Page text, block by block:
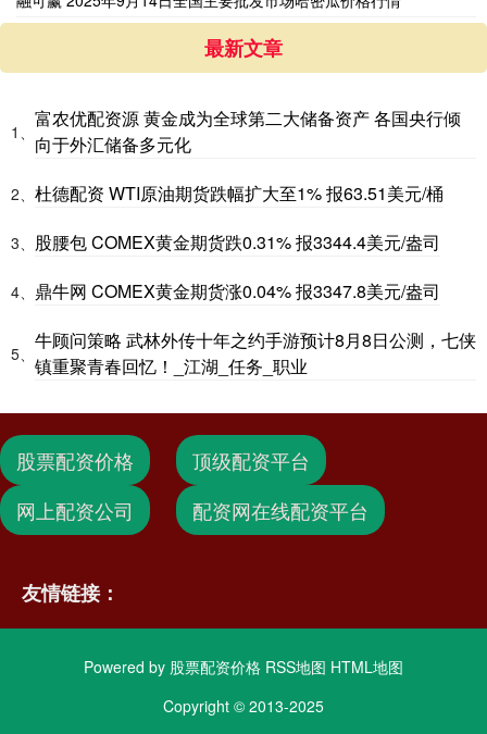
最新文章
1、
富农优配资源 黄金成为全球第二大储备资产 各国央行倾
向于外汇储备多元化
2、 杜德配资 WTI原油期货跌幅扩大至1% 报63.51美元/桶
3、 股腰包 COMEX黄金期货跌0.31% 报3344.4美元/盎司
4、 鼎牛网 COMEX黄金期货涨0.04% 报3347.8美元/盎司
5、
牛顾问策略 武林外传十年之约手游预计8月8日公测，七侠
镇重聚青春回忆！_江湖_任务_职业
股票配资价格
顶级配资平台
网上配资公司
配资网在线配资平台
友情链接：
Powered by 股票配资价格 RSS地图 HTML地图
Copyright © 2013-2025